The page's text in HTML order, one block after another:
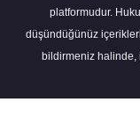
platformudur.
düşündüğünüz
bildirmeniz